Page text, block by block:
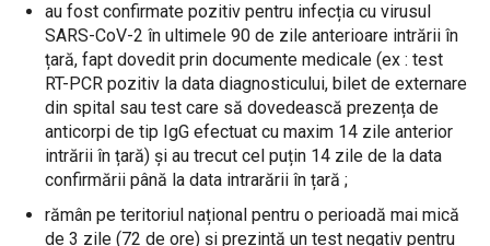
au fost confirmate pozitiv pentru infecția cu virusul
SARS-CoV-2 în ultimele 90 de zile anterioare intrării în
țară, fapt dovedit prin documente medicale (ex : test
RT-PCR pozitiv la data diagnosticului, bilet de externare
din spital sau test care să dovedească prezența de
anticorpi de tip IgG efectuat cu maxim 14 zile anterior
intrării în țară) și au trecut cel puțin 14 zile de la data
confirmării până la data intrarării în țară ;
rămân pe teritoriul național pentru o perioadă mai mică
de 3 zile (72 de ore) și prezintă un test negativ pentru